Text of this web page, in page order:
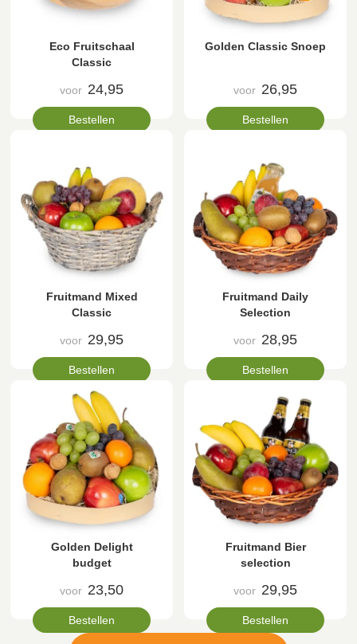
Eco Fruitschaal
Classic
voor 24,95
Bestellen
Golden Classic Snoep
voor 26,95
Bestellen
Fruitmand Mixed
Classic
voor 29,95
Bestellen
Fruitmand Daily
Selection
voor 28,95
Bestellen
Golden Delight
budget
voor 23,50
Bestellen
Fruitmand Bier
selection
voor 29,95
Bestellen